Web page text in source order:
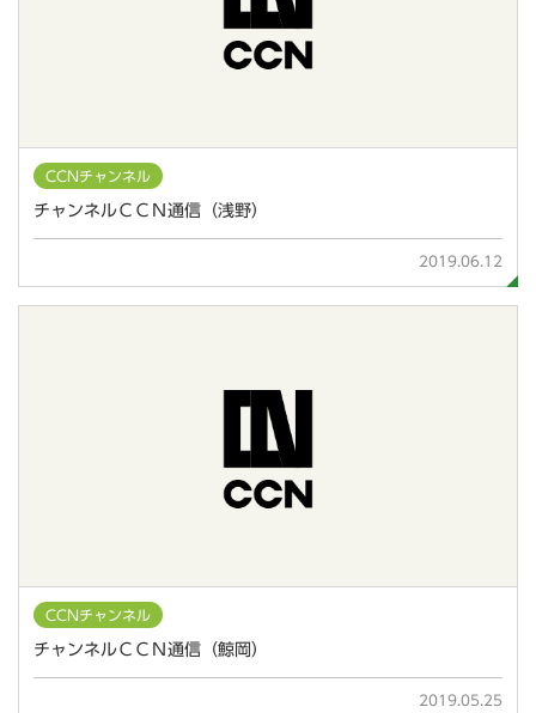
CCNチャンネル
チャンネルＣＣＮ通信（浅野）
2019.06.12
CCNチャンネル
チャンネルＣＣＮ通信（鯨岡）
2019.05.25